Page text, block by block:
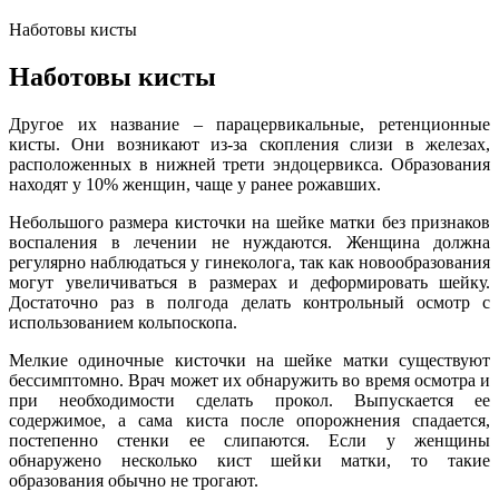
Наботовы кисты
Наботовы кисты
Другое их название – парацервикальные, ретенционные
кисты. Они возникают из-за скопления слизи в железах,
расположенных в нижней трети эндоцервикса. Образования
находят у 10% женщин, чаще у ранее рожавших.
Небольшого размера кисточки на шейке матки без признаков
воспаления в лечении не нуждаются. Женщина должна
регулярно наблюдаться у гинеколога, так как новообразования
могут увеличиваться в размерах и деформировать шейку.
Достаточно раз в полгода делать контрольный осмотр с
использованием кольпоскопа.
Мелкие одиночные кисточки на шейке матки существуют
бессимптомно. Врач может их обнаружить во время осмотра и
при необходимости сделать прокол. Выпускается ее
содержимое, а сама киста после опорожнения спадается,
постепенно стенки ее слипаются. Если у женщины
обнаружено несколько кист шейки матки, то такие
образования обычно не трогают.